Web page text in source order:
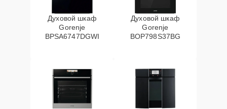
Духовой шкаф
Gorenje
BPSA6747DGWI
Духовой шкаф
Gorenje
BOP798S37BG